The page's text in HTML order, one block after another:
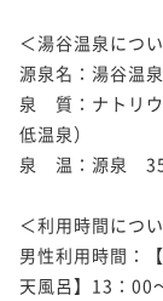
＜湯谷温泉につ
源泉名：湯谷温
泉　質：ナトリ
低温泉）
泉　温：源泉　
＜利用時間につ
男性利用時間：
天風呂】13：00